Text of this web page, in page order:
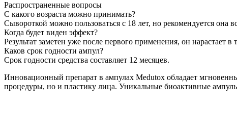
Распространенные вопросы
С какого возраста можно принимать?
Сывороткой можно пользоваться с 18 лет, но рекомендуется она
Когда будет виден эффект?
Результат заметен уже после первого применения, он нарастает
Каков срок годности ампул?
Срок годности средства составляет 12 месяцев.
Инновационный препарат в ампулах Medutox обладает
процедуры, но и пластику лица. Уникальные биоактивные